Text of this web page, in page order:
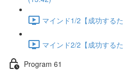
マインド1/2【成功する
マインド2/2【成功する
Program 61